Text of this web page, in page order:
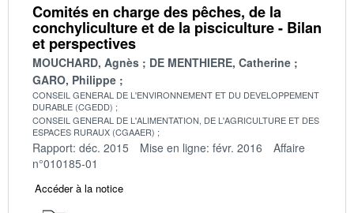
Comités en charge des pêches, de la
conchyliculture et de la pisciculture - Bilan
et perspectives
MOUCHARD, Agnès
DE MENTHIERE, Catherine
GARO, Philippe
CONSEIL GENERAL DE L'ENVIRONNEMENT ET DU DEVELOPPEMENT
DURABLE (CGEDD)
CONSEIL GENERAL DE L'ALIMENTATION, DE L'AGRICULTURE ET DES
ESPACES RURAUX (CGAAER)
Rapport: déc. 2015 Mise en ligne: févr. 2016
Affaire
n°010185-01
Accéder à la notice